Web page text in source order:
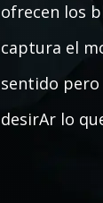
ofrecen los
captura el
sentido pero
desirAr lo